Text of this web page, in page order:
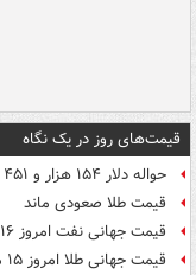
قیمت‌های روز در یک نگاه
حواله دلار ۱۵۴ هزار و ۴۵۱ تومان شد
قیمت طلا صعودی ماند
قیمت جهانی نفت امروز ۱۶ مرداد
قیمت جهانی طلا امروز ۱۵ مرداد